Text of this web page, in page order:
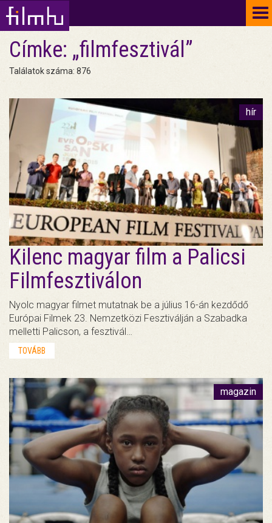
Címke: „filmfesztivál”
Találatok száma: 876
hír
Kilenc magyar film a Palicsi
Filmfesztiválon
Nyolc magyar filmet mutatnak be a július 16-án kezdődő
Európai Filmek 23. Nemzetközi Fesztiválján a Szabadka
melletti Palicson, a fesztivál…
TOVÁBB
magazin